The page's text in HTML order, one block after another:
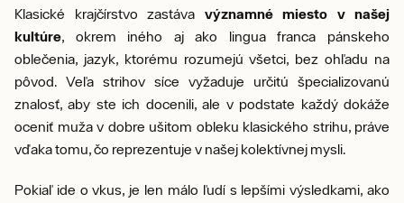
Klasické krajčírstvo zastáva významné miesto v našej
kultúre, okrem iného aj ako lingua franca pánskeho
oblečenia, jazyk, ktorému rozumejú všetci, bez ohľadu na
pôvod. Veľa strihov síce vyžaduje určitú špecializovanú
znalosť, aby ste ich docenili, ale v podstate každý dokáže
oceniť muža v dobre ušitom obleku klasického strihu, práve
vďaka tomu, čo reprezentuje v našej kolektívnej mysli.
Pokiaľ ide o vkus, je len málo ľudí s lepšími výsledkami, ako